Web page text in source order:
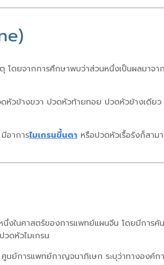
โดยจากการศึกษาพบว่าส่วนหนึ่งเป็นผลมาจ
วข้างขวา ปวดหัวท้ายทอย ปวดหัวข้างเดีย
อาการไมเกรนขึ้นตา หรือปวดหัวเรื้อรังก็สาม
นึ่งในศาสตร์ของการแพทย์แผนจีน โดยมีการ
วดหัวไมเกรน
ย์การแพทย์กาญจนาภิเษก ระบุว่าทางองค์ก